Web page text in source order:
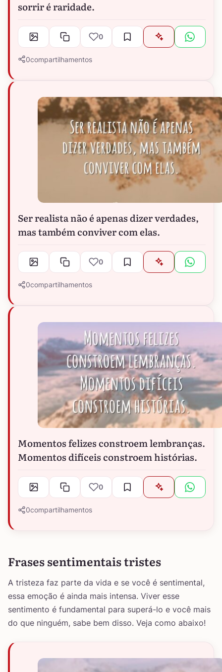
sorrir é raridade.
0
0compartilhamentos
Ser realista não é apenas dizer verdades,
mas também conviver com elas.
0
0compartilhamentos
Momentos felizes constroem lembranças.
Momentos difíceis constroem histórias.
0
0compartilhamentos
Frases sentimentais tristes
A tristeza faz parte da vida e se você é sentimental,
essa emoção é ainda mais intensa. Viver esse
sentimento é fundamental para superá-lo e você mais
do que ninguém, sabe bem disso. Veja como abaixo!